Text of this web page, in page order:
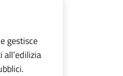
gestisce